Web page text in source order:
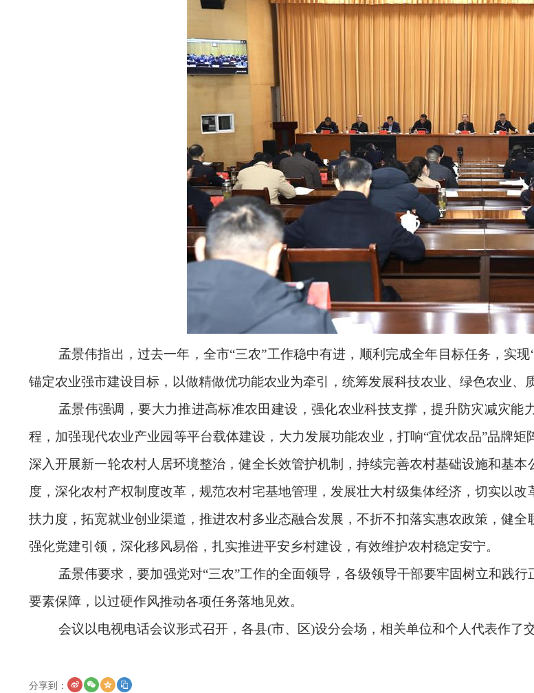
孟景伟指出，过去一年，全市“三农”工作稳中有进，顺利完成全年目标任务，实
锚定农业强市建设目标，以做精做优功能农业为牵引，统筹发展科技农业、绿色农业、
孟景伟强调，要大力推进高标准农田建设，强化农业科技支撑，提升防灾减灾能
程，加强现代农业产业园等平台载体建设，大力发展功能农业，打响“宜优农品”品牌
深入开展新一轮农村人居环境整治，健全长效管护机制，持续完善农村基础设施和基
度，深化农村产权制度改革，规范农村宅基地管理，发展壮大村级集体经济，切实以
扶力度，拓宽就业创业渠道，推进农村多业态融合发展，不折不扣落实惠农政策，健
强化党建引领，深化移风易俗，扎实推进平安乡村建设，有效维护农村稳定安宁。
孟景伟要求，要加强党对“三农”工作的全面领导，各级领导干部要牢固树立和践
要素保障，以过硬作风推动各项任务落地见效。
会议以电视电话会议形式召开，各县(市、区)设分会场，相关单位和个人代表作了
分享到：